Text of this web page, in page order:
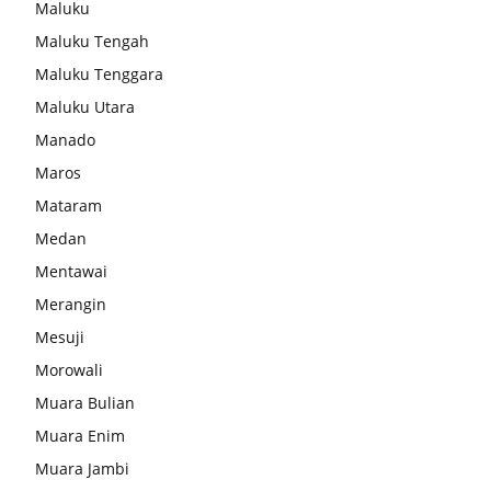
Maluku
Maluku Tengah
Maluku Tenggara
Maluku Utara
Manado
Maros
Mataram
Medan
Mentawai
Merangin
Mesuji
Morowali
Muara Bulian
Muara Enim
Muara Jambi